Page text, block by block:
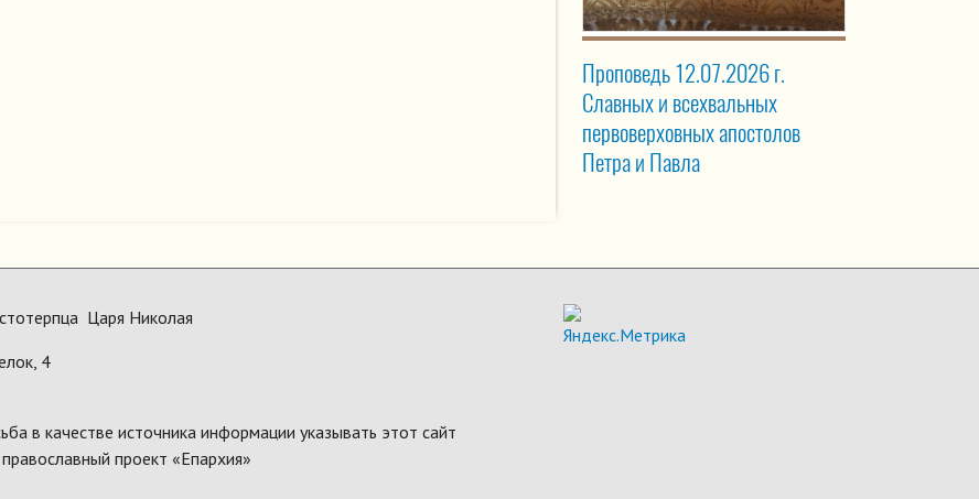
Проповедь 12.07.2026 г.
Славных и всехвальных
первоверховных апостолов
Петра и Павла
Царя Николая
4
в качестве источника информации указывать этот сайт
проект «Епархия»